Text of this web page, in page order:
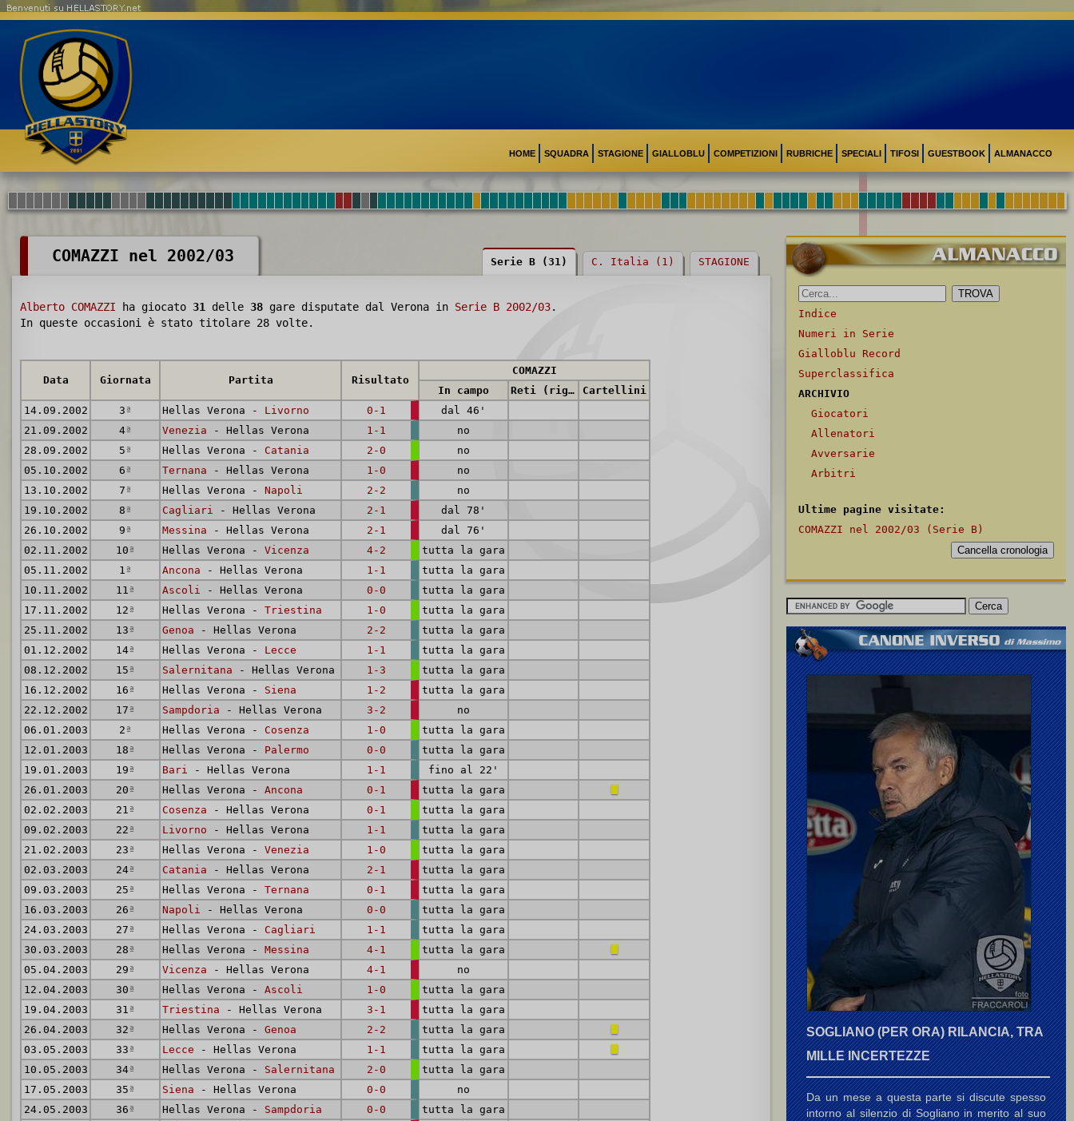
HOME SQUADRA STAGIONE GIALLOBLU COMPETIZIONI RUBRICHE SPECIALI TIFOSI GUESTBOOK ALMANACCO
Benvenuti su HELLASTORY.net
COMAZZI nel 2002/03 Serie B (31) C. Italia (1) STAGIONE
Alberto COMAZZI ha giocato 31 delle 38 gare disputate dal Verona in Serie B 2002/03.
In queste occasioni è stato titolare 28 volte.
Data Giornata Partita Risultato
COMAZZI
In campo
Reti (rig.)
Cartellini
14.09.2002
3 ª Hellas Verona - Livorno 0-1
dal 46'
21.09.2002
4ª Venezia - Hellas Verona 1-1
no
28.09.2002
5 ª Hellas Verona - Catania 2-0
no
05.10.2002
6 ª Ternana - Hellas Verona 1-0
no
13.10.2002
7 ª Hellas Verona - Napoli 2-2
no
19.10.2002
8 ª Cagliari - Hellas Verona 2-1
dal 78'
26.10.2002
9 ª Messina - Hellas Verona 2-1
dal 76'
02.11.2002
10 ª Hellas Verona - Vicenza 4-2
tutta la gara
05.11.2002
1 ª Ancona - Hellas Verona 1-1
tutta la gara
10.11.2002
11 ª Ascoli - Hellas Verona 0-0
tutta la gara
17.11.2002
12 ª Hellas Verona - Triestina 1-0
tutta la gara
25.11.2002
13 ª Genoa - Hellas Verona 2-2
tutta la gara
01.12.2002
14ª Hellas Verona - Lecce 1-1
tutta la gara
08.12.2002
15 ª Salernitana - Hellas Verona 1-3
tutta la gara
16.12.2002
16 ª Hellas Verona - Siena 1-2
tutta la gara
22.12.2002
17 ª Sampdoria - Hellas Verona 3-2
no
06.01.2003
2 ª Hellas Verona - Cosenza 1-0
tutta la gara
12.01.2003
18 ª Hellas Verona - Palermo 0-0
tutta la gara
19.01.2003
19 ª Bari - Hellas Verona 1-1
fino al 22'
26.01.2003
20 ª Hellas Verona - Ancona 0-1
tutta la gara
02.02.2003
21 ª Cosenza - Hellas Verona 0-1
tutta la gara
09.02.2003
22 ª Livorno - Hellas Verona 1-1
tutta la gara
21.02.2003
23 ª Hellas Verona - Venezia 1-0
tutta la gara
02.03.2003
24ª Catania - Hellas Verona 2-1
tutta la gara
09.03.2003
25 ª Hellas Verona - Ternana 0-1
tutta la gara
16.03.2003
26 ª Napoli - Hellas Verona 0-0
tutta la gara
24.03.2003
27 ª Hellas Verona - Cagliari 1-1
tutta la gara
30.03.2003
28 ª Hellas Verona - Messina 4-1
tutta la gara
05.04.2003
29 ª Vicenza - Hellas Verona 4-1
no
12.04.2003
30 ª Hellas Verona - Ascoli 1-0
tutta la gara
19.04.2003
31 ª Triestina - Hellas Verona 3-1
tutta la gara
26.04.2003
32 ª Hellas Verona - Genoa 2-2
tutta la gara
03.05.2003
33 ª Lecce - Hellas Verona 1-1
tutta la gara
10.05.2003
34ª Hellas Verona - Salernitana 2-0
tutta la gara
17.05.2003
35 ª Siena - Hellas Verona 0-0
no
24.05.2003
36 ª Hellas Verona - Sampdoria 0-0
tutta la gara
Indice
Numeri in Serie
Gialloblu Record
Superclassifica
ARCHIVIO
Giocatori
Allenatori
Avversarie
Arbitri
Ultime pagine visitate:
COMAZZI nel 2002/03 (Serie B)
SOGLIANO (PER ORA) RILANCIA, TRA
MILLE INCERTEZZE
Da un mese a questa parte si discute spesso
intorno al silenzio di Sogliano in merito al suo